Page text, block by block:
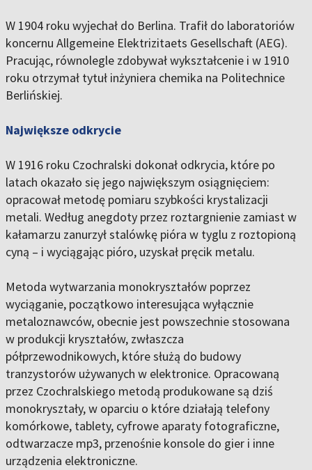
W 1904 roku wyjechał do Berlina. Trafił do laboratoriów
koncernu Allgemeine Elektrizitaets Gesellschaft (AEG).
Pracując, równolegle zdobywał wykształcenie i w 1910
roku otrzymał tytuł inżyniera chemika na Politechnice
Berlińskiej.
Największe odkrycie
W 1916 roku Czochralski dokonał odkrycia, które po
latach okazało się jego największym osiągnięciem:
opracował metodę pomiaru szybkości krystalizacji
metali. Według anegdoty przez roztargnienie zamiast w
kałamarzu zanurzył stalówkę pióra w tyglu z roztopioną
cyną – i wyciągając pióro, uzyskał pręcik metalu.
Metoda wytwarzania monokryształów poprzez
wyciąganie, początkowo interesująca wyłącznie
metaloznawców, obecnie jest powszechnie stosowana
w produkcji kryształów, zwłaszcza
półprzewodnikowych, które służą do budowy
tranzystorów używanych w elektronice. Opracowaną
przez Czochralskiego metodą produkowane są dziś
monokryształy, w oparciu o które działają telefony
komórkowe, tablety, cyfrowe aparaty fotograficzne,
odtwarzacze mp3, przenośnie konsole do gier i inne
urządzenia elektroniczne.